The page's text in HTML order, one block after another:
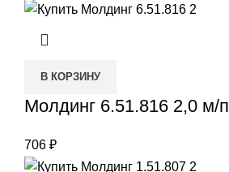
В КОРЗИНУ
Молдинг 6.51.816 2,0 м/п
706 ₽